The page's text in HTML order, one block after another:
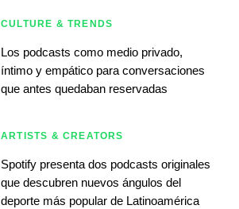
CULTURE & TRENDS
Los podcasts como medio privado,
íntimo y empático para conversaciones
que antes quedaban reservadas
ARTISTS & CREATORS
Spotify presenta dos podcasts originales
que descubren nuevos ángulos del
deporte más popular de Latinoamérica